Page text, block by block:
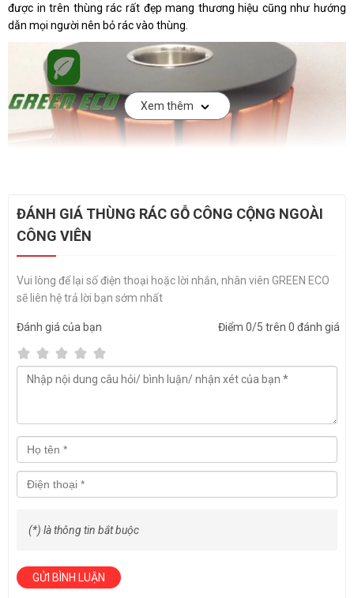
được in trên thùng rác rất đẹp mang thương hiệu cũng như hướng
dẫn mọi người nên bỏ rác vào thùng.
Xuất xứ: GREEN ECO
Bảo hành: 12 tháng
Chất liệu: Gỗ công nghiệp ngoài trời, khung bằng thép phun sơn.
Màu sắc: gỗ và thân đen
Cửa bỏ rác phía trước thuận tiện cho việc xả rác
Thùng đựng rác bên trong làm bằng tôn hoa
Kiểu dáng đẹp, hiện đại
Xem thêm
ĐÁNH GIÁ THÙNG RÁC GỖ CÔNG CỘNG NGOÀI
CÔNG VIÊN
Vui lòng để lại số điện thoại hoặc lời nhắn, nhân viên GREEN ECO
sẽ liên hệ trả lời bạn sớm nhất
Đánh giá của bạn Điểm 0/5 trên 0 đánh giá
(*) là thông tin bắt buộc
GỬI BÌNH LUẬN